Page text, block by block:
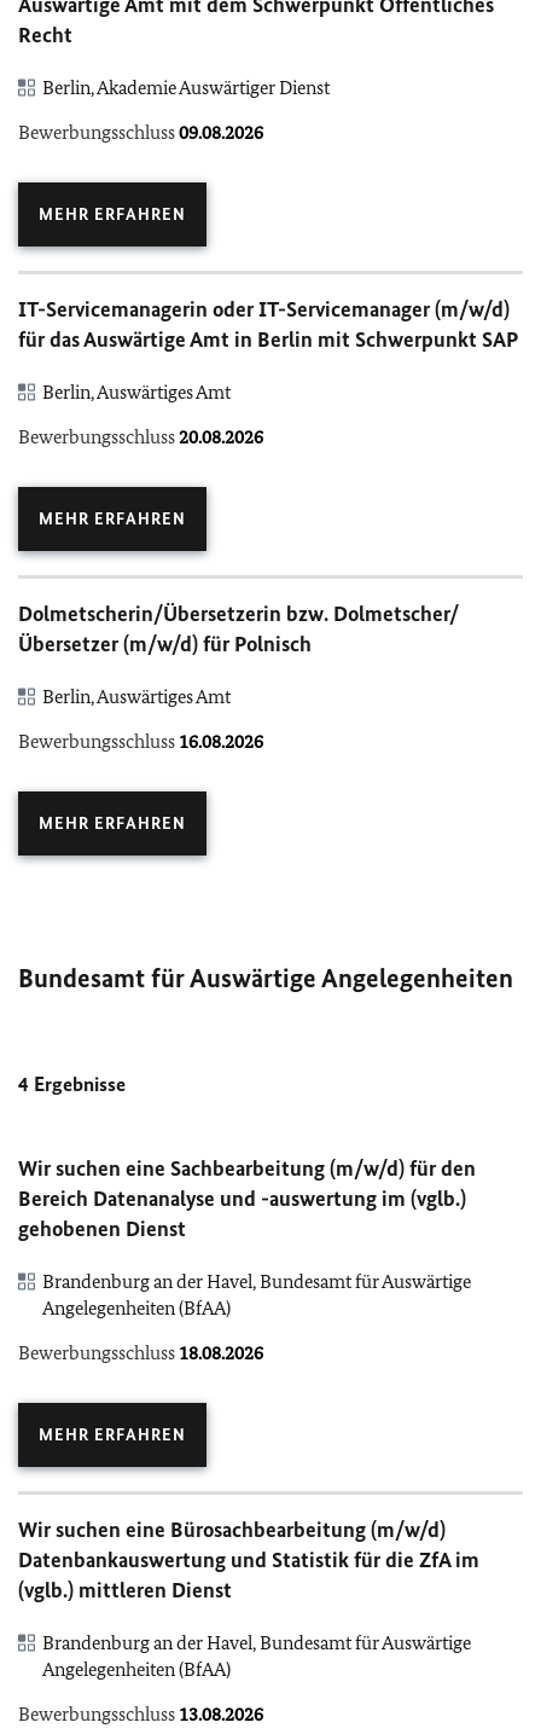
Recht
Berlin, Akademie Auswärtiger Dienst
Bewerbungsschluss09.08.2026
MEHR ERFAHREN
IT-Servicemanagerin oder IT-Servicemanager (m/w/d)
für das Auswärtige Amt in Berlin mit Schwerpunkt SAP
Berlin, Auswärtiges Amt
Bewerbungsschluss20.08.2026
MEHR ERFAHREN
Dolmetscherin/Übersetzerin bzw. Dolmetscher/
Übersetzer (m/w/d) für Polnisch
Berlin, Auswärtiges Amt
Bewerbungsschluss 16.08.2026
MEHR ERFAHREN
Bundesamt für Auswärtige Angelegenheiten
4 Ergebnisse
Wir suchen eine Sachbearbeitung (m/w/d) für den
Bereich Datenanalyse und -auswertung im (vglb.)
gehobenen Dienst
Brandenburg an der Havel, Bundesamt für Auswärtige
Angelegenheiten (BfAA)
Bewerbungsschluss 18.08.2026
MEHR ERFAHREN
Wir suchen eine Bürosachbearbeitung (m/w/d)
Datenbankauswertung und Statistik für die ZfA im
(vglb.) mittleren Dienst
Brandenburg an der Havel, Bundesamt für Auswärtige
Angelegenheiten (BfAA)
Bewerbungsschluss 13.08.2026